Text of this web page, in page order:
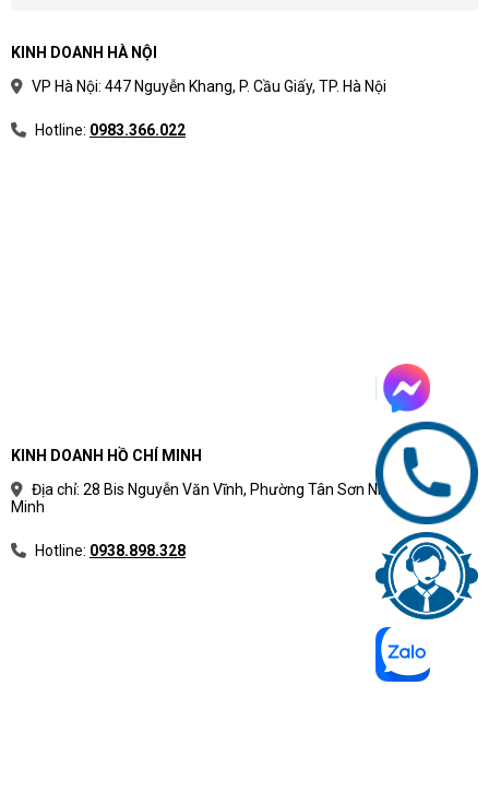
KINH DOANH HÀ NỘI
VP Hà Nội: 447 Nguyễn Khang, P. Cầu Giấy, TP. Hà Nội
Hotline: 0983.366.022
KINH DOANH HỒ CHÍ MINH
Địa chỉ: 28 Bis Nguyễn Văn Vĩnh, Phường Tân Sơn Nhất, TP Hồ Chí
Minh
Hotline: 0938.898.328